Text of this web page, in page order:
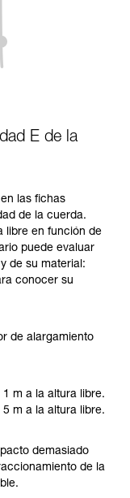
E de la
las fichas
de la cuerda.
libre en función de
puede evaluar
de su material:
conocer su
de alargamiento
m a la altura libre.
m a la altura libre.
demasiado
de la